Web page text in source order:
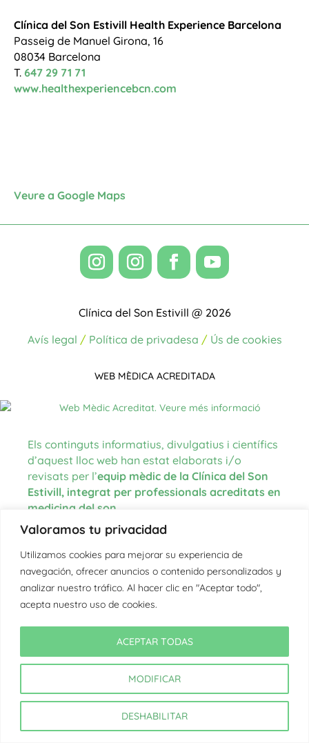
Valoramos tu privacidad
Utilizamos cookies para mejorar su experiencia de
navegación, ofrecer anuncios o contenido personalizados y
analizar nuestro tráfico. Al hacer clic en "Aceptar todo",
acepta nuestro uso de cookies.
MODIFICAR
DESHABILITAR
ACEPTAR TODAS
Clínica del Son Estivill Health Experience Barcelona
Passeig de Manuel Girona, 16
08034 Barcelona
T. 647 29 71 71
www.healthexperiencebcn.com
Veure a Google Maps
Clínica del Son Estivill @ 2026
Avís legal / Política de privadesa / Ús de cookies
WEB MÈDICA ACREDITADA
Els continguts informatius, divulgatius i científics
d’aquest lloc web han estat elaborats i/o
revisats per l’equip mèdic de la Clínica del Son
Estivill, integrat per professionals acreditats en
medicina del son
Les fonts d’informació utilitzades per a la
redacció dels continguts procedeixen de
literatura científica actualitzada, guies clíniques
internacionals, organismes oficials en l’àmbit de
la salut i la medicina del son, així com de
l’experiència clínica de l’equip.
En aquells textos on es citen fonts externes,
aquestes es troben degudament referenciades a
cada article corresponent.
Última actualització: 7/8/2026